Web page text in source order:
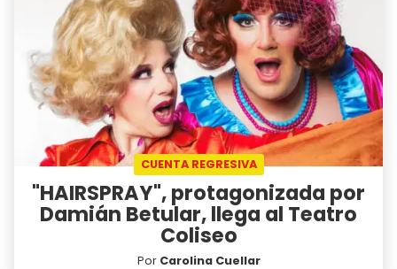
CUENTA REGRESIVA
"HAIRSPRAY", protagonizada por
Damián Betular, llega al Teatro
Coliseo
Por Carolina Cuellar